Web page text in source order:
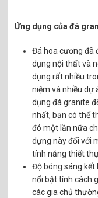
Ứng dụng của đá
Đá hoa cương đã
dụng nội thất và
dụng rất nhiều
niệm và nhiều dự
dụng đá granite
nhất, bạn có thể
đó một lần nữa
dựng này đối với
tính năng thiết
Độ bóng sáng
nổi bật tính cách
các gia chủ